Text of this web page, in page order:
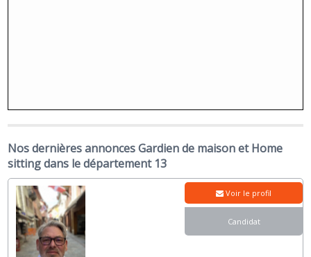
Nos dernières annonces Gardien de maison et Home
sitting dans le département 13
Voir le profil
Candidat